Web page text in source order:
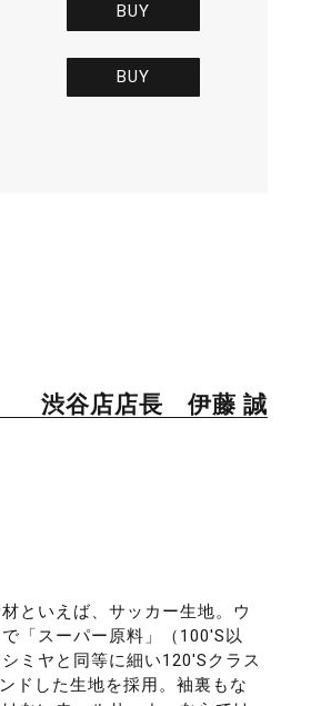
BUY
BUY
渋谷店店長 伊藤 誠
といえば、サッカー生地。ウ
「スーパー原料」（100'S以
ミヤと同等に細い120'Sクラス
ドした生地を採用。袖裏もな